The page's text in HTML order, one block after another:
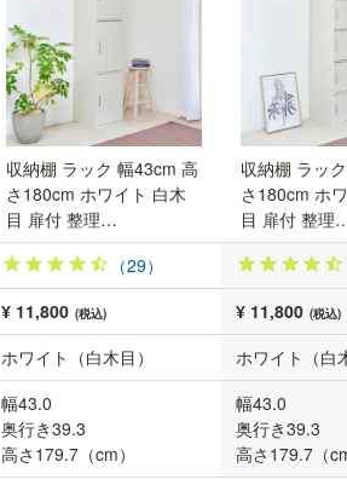
棚ストッパーで移動棚を固定でき
で棚が落ちることがなく安心して
ます。
収納棚 ラック 幅43cm 高
さ180cm ホワイト 白木
目 扉付 整理…
収納棚 ラッ
さ180cm ホ
目 扉付 整理
（29）
¥ 11,800 (税込) ¥ 11,800 (税込)
ホワイト（白木目） ホワイト（白
幅43.0
奥行き39.3
高さ179.7（cm）
幅43.0
奥行き39.3
高さ179.7（